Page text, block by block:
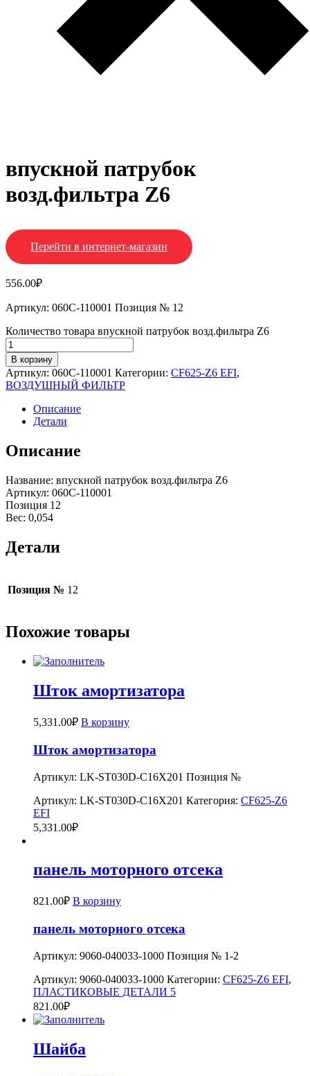
впускной патрубок
возд.фильтра Z6
Перейти в интернет-магазин
556.00₽
Артикул: 060C-110001 Позиция № 12
Количество товара впускной патрубок возд.фильтра Z6
В корзину
Артикул: 060C-110001 Категории: CF625-Z6 EFI,
ВОЗДУШНЫЙ ФИЛЬТР
Описание
Детали
Описание
Название: впускной патрубок возд.фильтра Z6
Артикул: 060C-110001
Позиция 12
Вес: 0,054
Детали
Позиция № 12
Похожие товары
Шток амортизатора
5,331.00₽ В корзину
Шток амортизатора
Артикул: LK-ST030D-C16X201 Позиция №
Артикул: LK-ST030D-C16X201 Категория: CF625-Z6
EFI
5,331.00₽
панель моторного отсека
821.00₽ В корзину
панель моторного отсека
Артикул: 9060-040033-1000 Позиция № 1-2
Артикул: 9060-040033-1000 Категории: CF625-Z6 EFI,
ПЛАСТИКОВЫЕ ДЕТАЛИ 5
821.00₽
Шайба